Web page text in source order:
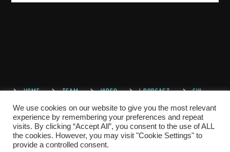
HOME TEAM VIDEO I PODCAST
CHI
We use cookies on our website to give you the most relevant
experience by remembering your preferences and repeat
visits. By clicking “Accept All”, you consent to the use of ALL
the cookies. However, you may visit "Cookie Settings" to
provide a controlled consent.